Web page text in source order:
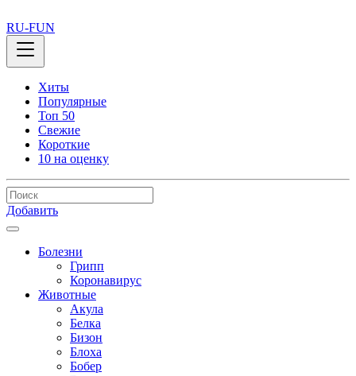
RU-FUN
Хиты
Популярные
Топ 50
Свежие
Короткие
10 на оценку
Добавить
Болезни
Грипп
Коронавирус
Животные
Акула
Белка
Бизон
Блоха
Бобер